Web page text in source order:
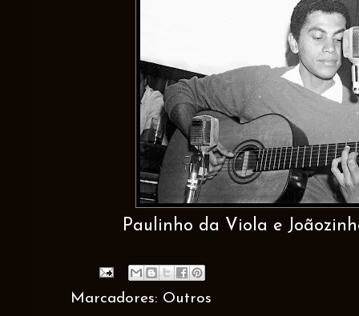
Paulinho da Viola e
Marcadores: Outros